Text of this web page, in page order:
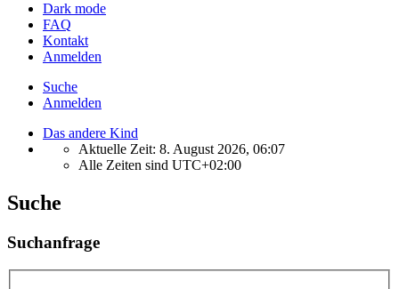
Dark mode
FAQ
Kontakt
Anmelden
Suche
Anmelden
Das andere Kind
Aktuelle Zeit: 8. August 2026, 06:07
Alle Zeiten sind UTC+02:00
Suche
Suchanfrage